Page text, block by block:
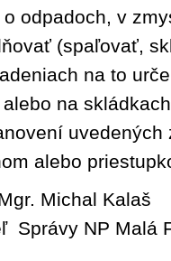
odpadoch, v
(spaľovať,
na to
na
uvedených
alebo
Michal Kalaš
Správy NP Malá